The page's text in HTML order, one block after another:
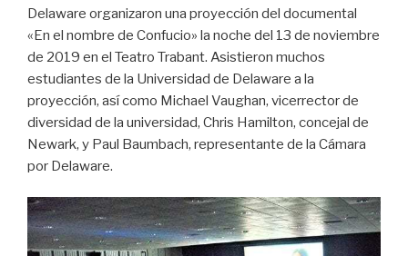
Nueva
York»
Delaware organizaron una proyección del documental
«En el nombre de Confucio» la noche del 13 de noviembre
de 2019 en el Teatro Trabant. Asistieron muchos
estudiantes de la Universidad de Delaware a la
proyección, así como Michael Vaughan, vicerrector de
diversidad de la universidad, Chris Hamilton, concejal de
Newark, y Paul Baumbach, representante de la Cámara
por Delaware.